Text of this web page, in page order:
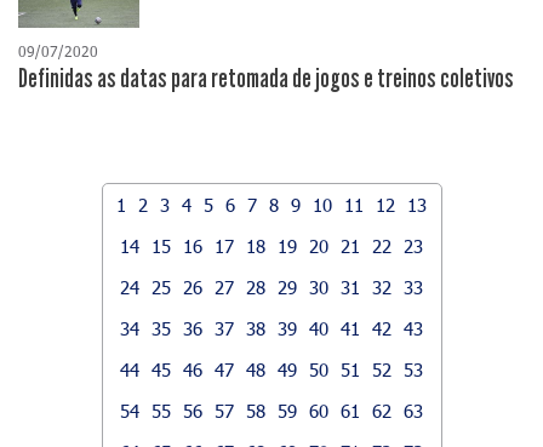
09/07/2020
Definidas as datas para retomada de jogos e treinos coletivos
1 2 3 4 5 6 7 8 9 10 11 12
13
14
15 16 17 18 19 20 21 22
23
24
25 26 27 28 29 30 31 32
33
34 35 36 37 38 39 40 41 42
43
44 45 46 47 48 49 50 51 52
53
54 55 56 57 58 59 60 61 62
63